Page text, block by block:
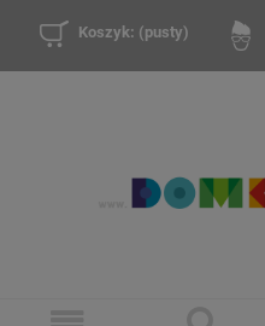
Koszyk: (pusty)